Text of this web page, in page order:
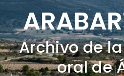
Archivo de
oral de